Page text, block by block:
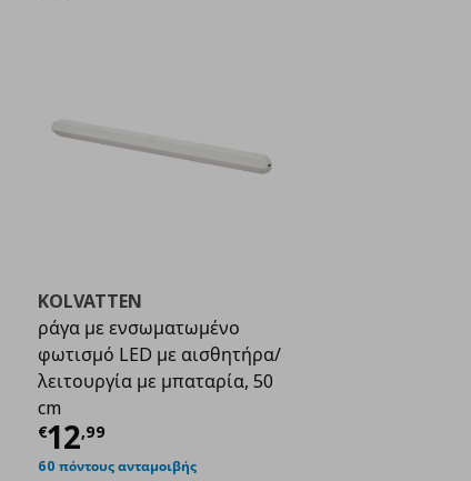
€ 8,99
KOLVATTEN
ράγα με ενσωματωμένο
φωτισμό LED με αισθητήρα/
λειτουργία με μπαταρία, 50
cm
€12,99
Τρέχουσα τιμή
60 πόντους ανταμοιβής